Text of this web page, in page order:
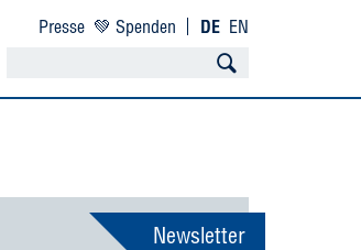
Presse 💚 Spenden DE EN
Newsletter